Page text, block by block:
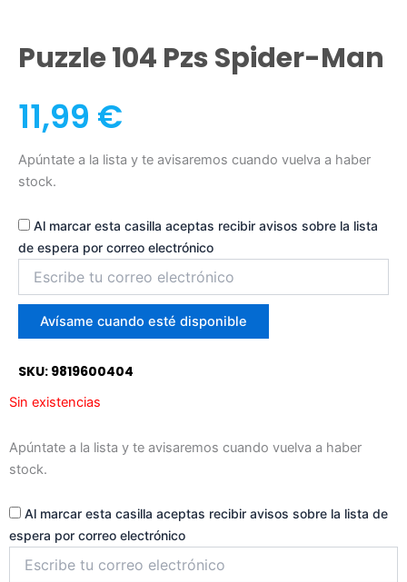
Puzzle 104 Pzs Spider-Man
11,99 €
Apúntate a la lista y te avisaremos cuando vuelva a haber
stock.
Al marcar esta casilla aceptas recibir avisos sobre la lista
de espera por correo electrónico
correo
para
unirte
la
lista
de
Avísame cuando esté disponible
SKU: 9819600404
Sin existencias
Apúntate a la lista y te avisaremos cuando vuelva a haber
stock.
Al marcar esta casilla aceptas recibir avisos sobre la lista de
espera por correo electrónico